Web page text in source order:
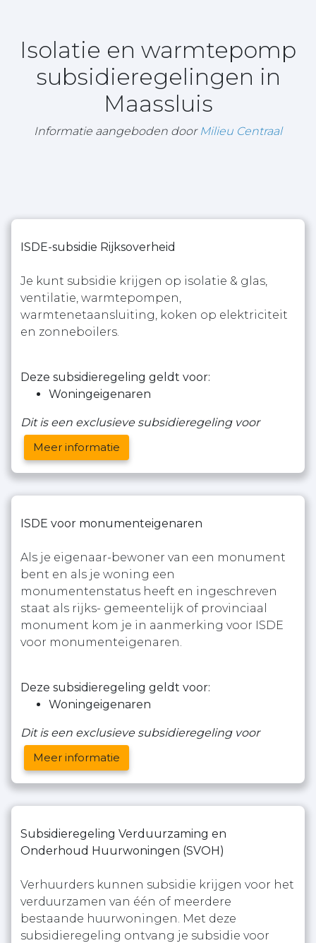
Isolatie en warmtepomp
subsidieregelingen in
Maassluis
Informatie aangeboden door Milieu Centraal
ISDE-subsidie Rijksoverheid
Je kunt subsidie krijgen op isolatie & glas,
ventilatie, warmtepompen,
warmtenetaansluiting, koken op elektriciteit
en zonneboilers.
Deze subsidieregeling geldt voor:
Woningeigenaren
Dit is een exclusieve subsidieregeling voor
Meer informatie
ISDE voor monumenteigenaren
Als je eigenaar-bewoner van een monument
bent en als je woning een
monumentenstatus heeft en ingeschreven
staat als rijks- gemeentelijk of provinciaal
monument kom je in aanmerking voor ISDE
voor monumenteigenaren.
Deze subsidieregeling geldt voor:
Woningeigenaren
Dit is een exclusieve subsidieregeling voor
Meer informatie
Subsidieregeling Verduurzaming en
Onderhoud Huurwoningen (SVOH)
Verhuurders kunnen subsidie krijgen voor het
verduurzamen van één of meerdere
bestaande huurwoningen. Met deze
subsidieregeling ontvang je subsidie voor